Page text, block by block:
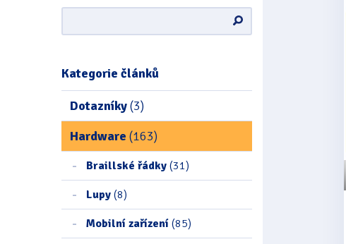
Kategorie článků
Dotazníky(3)
Hardware (163)
Braillské řádky (31)
Lupy (8)
Mobilní zařízení (85)